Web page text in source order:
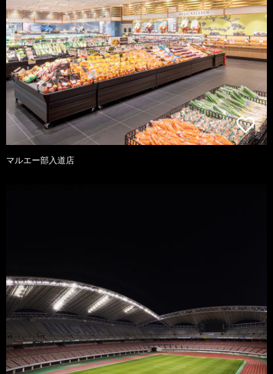
マルエー部入道店